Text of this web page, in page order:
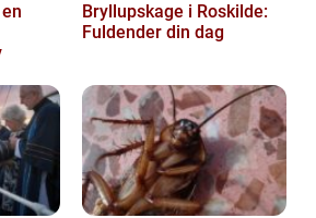
Bryllupskage i Roskilde:
Fuldender din dag